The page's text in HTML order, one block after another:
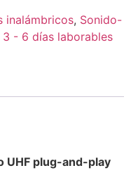
inalámbricos, Sonido-
- 6 días laborables
UHF plug-and-play